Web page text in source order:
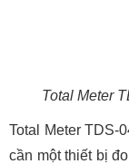
Total Meter
Total Meter TDS-
cần một thiết bị